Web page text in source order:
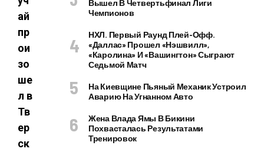
ай
пр
ои
зо
ше
л в
Тв
ер
ск
Вышел В Четвертьфинал Лиги
Чемпионов
НХЛ. Первый Раунд Плей-Офф.
«Даллас» Прошел «Нэшвилл»,
«Каролина» И «Вашингтон» Сыграют
Седьмой Матч
На Киевщине Пьяный Механик Устроил
Аварию На Угнанном Авто
Жена Влада Ямы В Бикини
Похвасталась Результатами
Тренировок